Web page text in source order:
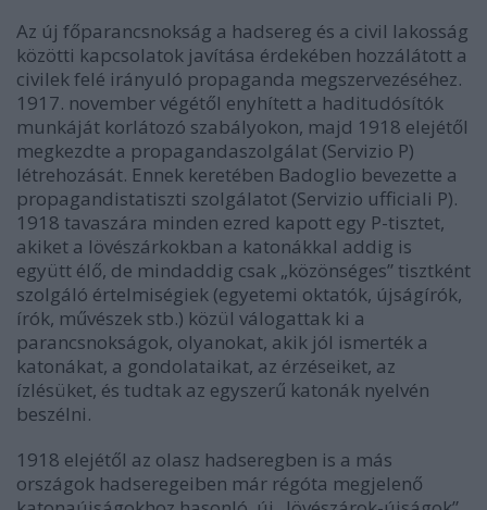
Az új főparancsnokság a hadsereg és a civil lakosság
közötti kapcsolatok javítása érdekében hozzálátott a
civilek felé irányuló propaganda megszervezéséhez.
1917. november végétől enyhített a haditudósítók
munkáját korlátozó szabályokon, majd 1918 elejétől
megkezdte a propagandaszolgálat (Servizio P)
létrehozását. Ennek keretében Badoglio bevezette a
propagandistatiszti szolgálatot (Servizio ufficiali P).
1918 tavaszára minden ezred kapott egy P-tisztet,
akiket a lövészárkokban a katonákkal addig is
együtt élő, de mindaddig csak „közönséges” tisztként
szolgáló értelmiségiek (egyetemi oktatók, újságírók,
írók, művészek stb.) közül válogattak ki a
parancsnokságok, olyanokat, akik jól ismerték a
katonákat, a gondolataikat, az érzéseiket, az
ízlésüket, és tudtak az egyszerű katonák nyelvén
beszélni.
1918 elejétől az olasz hadseregben is a más
országok hadseregeiben már régóta megjelenő